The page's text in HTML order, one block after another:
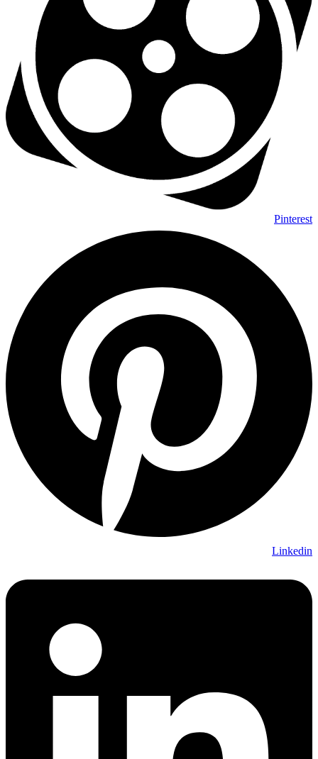
Pinterest
Linkedin